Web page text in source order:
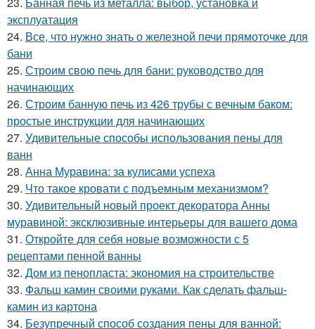
эксплуатация
24. Все, что нужно знать о железной печи прямоточке для
бани
25. Строим свою печь для бани: руководство для
начинающих
26. Строим банную печь из 426 трубы с вечным баком:
простые инструкции для начинающих
27. Удивительные способы использования пены для
ванн
28. Анна Муравина: за кулисами успеха
29. Что такое кровати с подъемным механизмом?
30. Удивительный новый проект декоратора Анны
муравиной: эксклюзивные интерьеры для вашего дома
31. Откройте для себя новые возможности с 5
рецептами пенной ванны
32. Дом из пенопласта: экономия на строительстве
33. Фальш камин своими руками. Как сделать фальш-
камин из картона
34. Безупречный способ создания пены для ванной: